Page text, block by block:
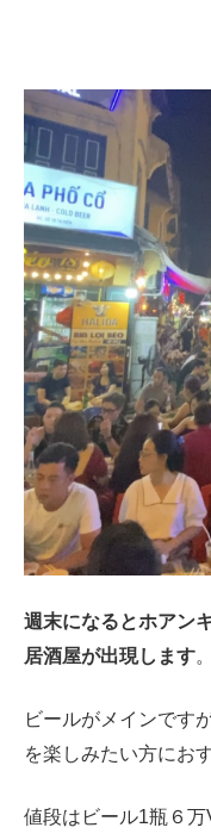
週末になるとホアン
居酒屋が出現します。
ビールがメインです
を楽しみたい方にお
値段はビール1瓶６